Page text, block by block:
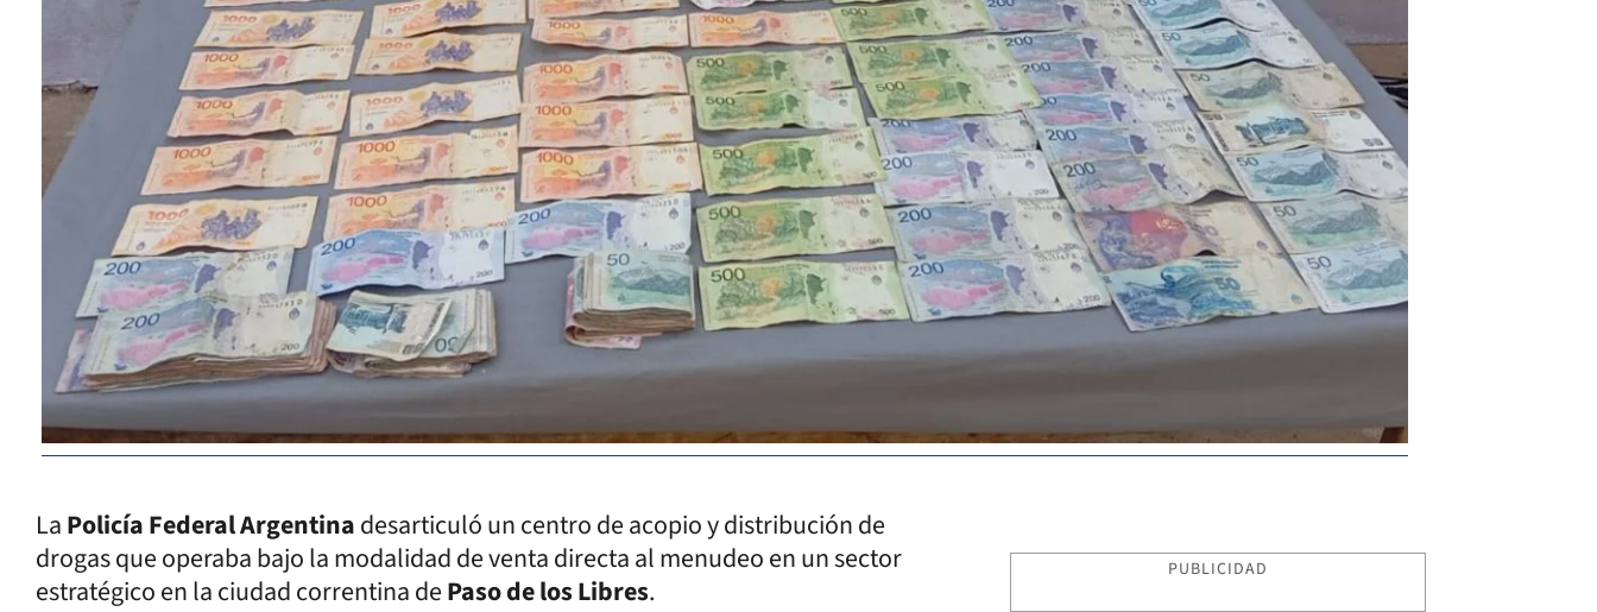
LaPolicía Federal Argentinadesarticuló un centro de acopio y distribución de
drogas que operaba bajo la modalidad de venta directa al menudeo en un sector
estratégico en la ciudad correntina dePaso de los Libres.
PUBLICIDAD